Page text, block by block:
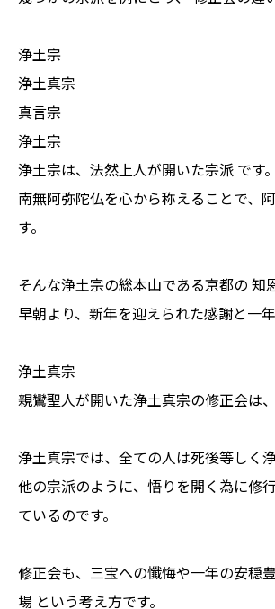
浄土宗
浄土真宗
真言宗
浄土宗
浄土宗は、法然上人が開いた宗派 です。
南無阿弥陀仏を心から称えることで、
す。
そんな浄土宗の総本山である京都の 知
早朝より、新年を迎えられた感謝と一
浄土真宗
親鸞聖人が開いた浄土真宗の修正会は
浄土真宗では、全ての人は死後等しく
他の宗派のように、悟りを開く為に修
ているのです。
修正会も、三宝への懺悔や一年の安穏
場 という考え方です。